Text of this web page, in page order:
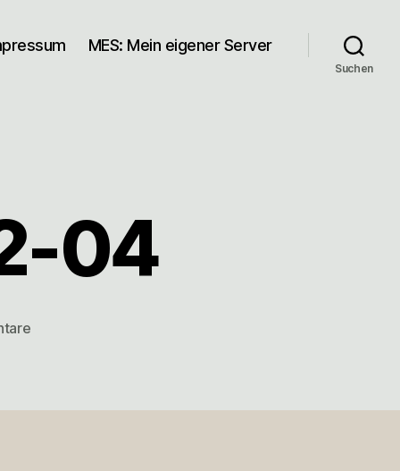
MES: Mein eigener Server
Suchen
04
zu
12-